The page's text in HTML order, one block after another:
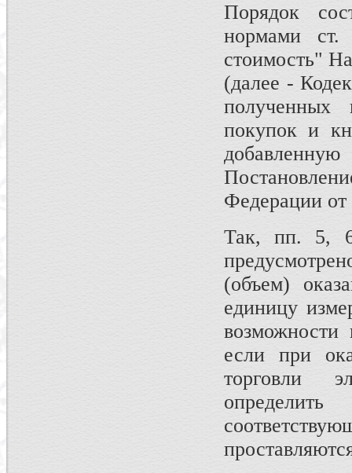
Порядок
нормами
стоимость"
(далее -
полученных
покупок и
Федерации
Так, пп. 5,
(объем)
единицу
если при
торговли